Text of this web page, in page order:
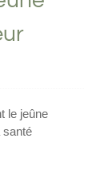
le jeûne
santé